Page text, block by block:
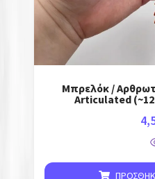
Μπρελόκ /
Articulated